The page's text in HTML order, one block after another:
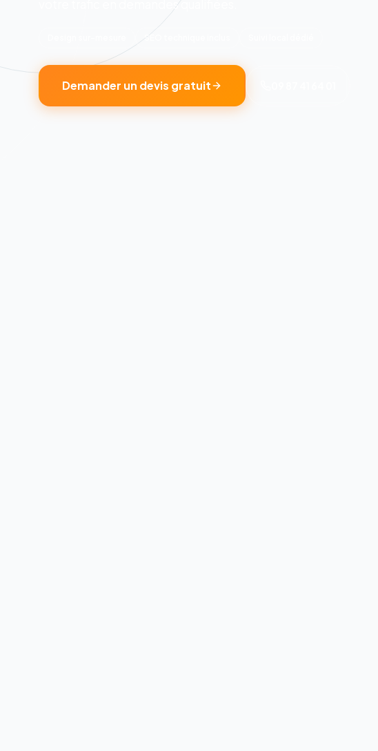
votre trafic en demandes qualifiées.
Demander un devis gratuit